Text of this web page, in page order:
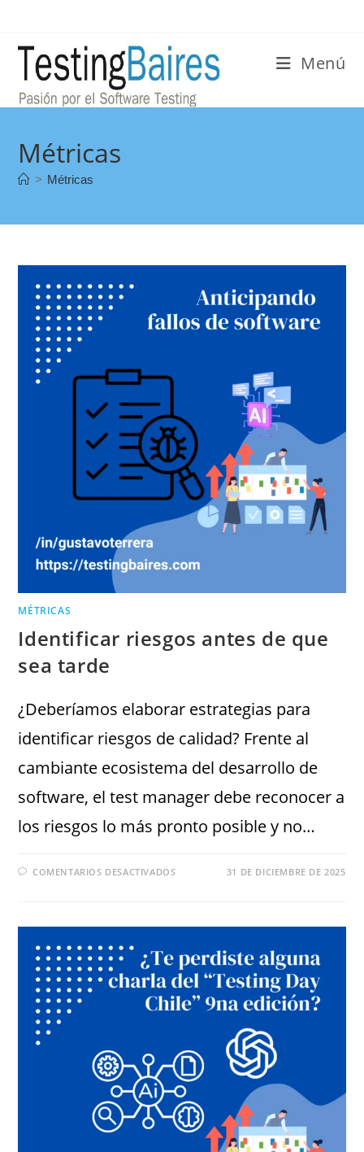
Menú
Métricas
> Métricas
MÉTRICAS
Identificar riesgos antes de que
sea tarde
¿Deberíamos elaborar estrategias para
identificar riesgos de calidad? Frente al
cambiante ecosistema del desarrollo de
software, el test manager debe reconocer a
los riesgos lo más pronto posible y no…
COMENTARIOS DESACTIVADOS 31 DE DICIEMBRE DE 2025